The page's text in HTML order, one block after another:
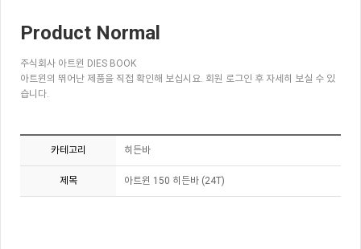
Product Normal
주식회사 아트윈 DIES BOOK
아트윈의 뛰어난 제품을 직접 확인해 보십시요. 회원 로그인 후 자세히 보실 수 있
습니다.
카테고리 히든바
제목 아트윈 150 히든바 (24T)